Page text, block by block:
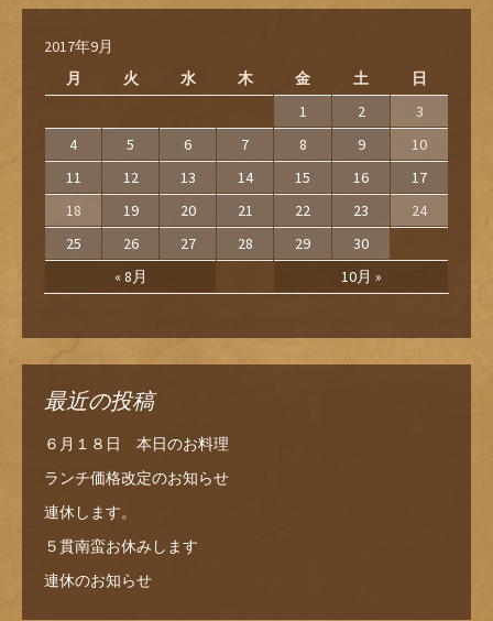
2017年9月
月
火 水 木 金 土 日
« 8月 10月 »
1 2
3
4
5 6 7 8 9
10
11
12 13 14 15 16
17
18
19 20 21 22 23
24
25
26 27 28 29 30
最近の投稿
６月１８日 本日のお料理
ランチ価格改定のお知らせ
連休します。
５貫南蛮お休みします
連休のお知らせ